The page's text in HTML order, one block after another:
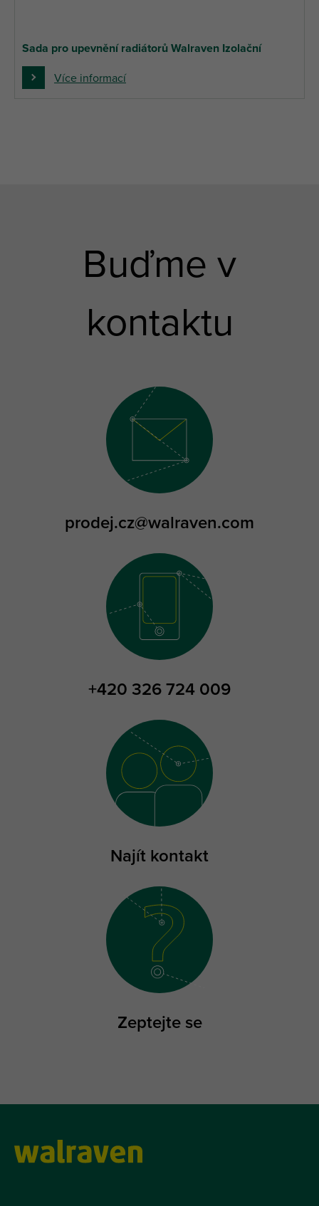
Sada pro upevnění radiátorů Walraven Izolační
Více informací
Buďme v
kontaktu
prodej.cz@walraven.com
+420 326 724 009
Najít kontakt
Zeptejte se